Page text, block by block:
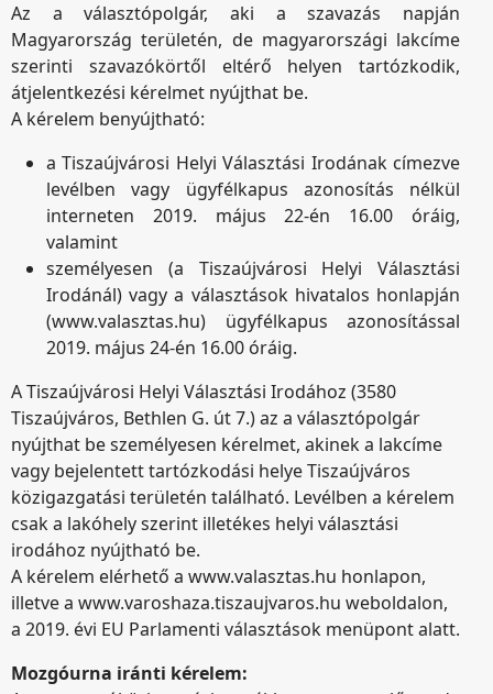
Az a választópolgár, aki a szavazás napján
Magyarország területén, de magyarországi lakcíme
szerinti szavazókörtől eltérő helyen tartózkodik,
átjelentkezési kérelmet nyújthat be.
A kérelem benyújtható:
a Tiszaújvárosi Helyi Választási Irodának címezve
levélben vagy ügyfélkapus azonosítás nélkül
interneten 2019. május 22-én 16.00 óráig,
valamint
személyesen (a Tiszaújvárosi Helyi Választási
Irodánál) vagy a választások hivatalos honlapján
(www.valasztas.hu) ügyfélkapus azonosítással
2019. május 24-én 16.00 óráig.
A Tiszaújvárosi Helyi Választási Irodához (3580
Tiszaújváros, Bethlen G. út 7.) az a választópolgár
nyújthat be személyesen kérelmet, akinek a lakcíme
vagy bejelentett tartózkodási helye Tiszaújváros
közigazgatási területén található. Levélben a kérelem
csak a lakóhely szerint illetékes helyi választási
irodához nyújtható be.
A kérelem elérhető a www.valasztas.hu honlapon,
illetve a www.varoshaza.tiszaujvaros.hu weboldalon,
a 2019. évi EU Parlamenti választások menüpont alatt.
Mozgóurna iránti kérelem: